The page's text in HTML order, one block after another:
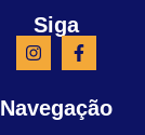
Siga
Navegação